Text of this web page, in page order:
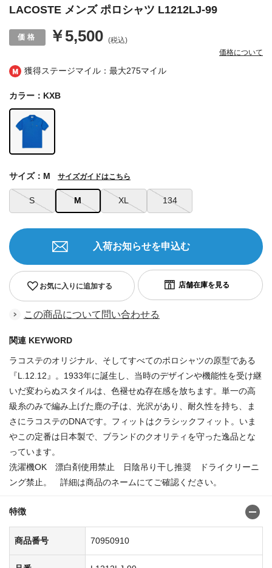
獲得ステージマイル：最大275マイル
LACOSTE メンズ ポロシャツ L1212LJ-99
￥5,500 (税込)
価格について
カラー：KXB
S M XL 134
サイズ：M サイズガイドはこちら
お気に入りに追加する
入荷お知らせを申込む
この商品について問い合わせる
関連 KEYWORD
ラコステのオリジナル、そしてすべてのポロシャツの原型である
『L.12.12』。1933年に誕生し、当時のデザインや機能性を受け継
いだ変わらぬスタイルは、色褪せぬ存在感を放ちます。単一の高
級糸のみで編み上げた鹿の子は、光沢があり、耐久性を持ち、ま
さにラコステのDNAです。フィットはクラシックフィット。いま
やこの定番は日本製で、ブランドのクオリティを守った逸品とな
っています。
洗濯機OK 漂白剤使用禁止 日陰吊り干し推奨 ドライクリーニ
ング禁止。 詳細は商品のネームにてご確認ください。
特徴
商品番号 70950910